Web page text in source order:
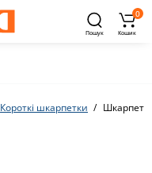
Пошук
0
Кошик
Короткі шкарпетки